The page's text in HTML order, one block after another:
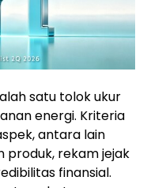
satu tolok ukur
energi. Kriteria
antara lain
produk, rekam jejak
finansial.